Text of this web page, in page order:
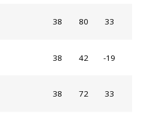
38 80 33
38 42 -19
38 72 33